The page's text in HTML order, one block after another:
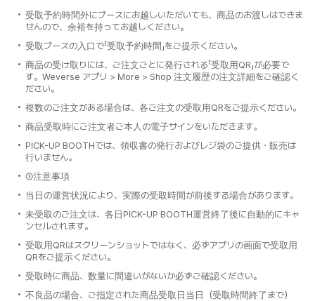
受取予約時間外にブースにお越しいただいても、商品のお渡しはできま
せんので、余裕を持ってお越しください。
受取ブースの入口で「受取予約時間」をご提示ください。
商品の受け取りには、ご注文ごとに発行される「受取用QR」が必要で
す。Weverse アプリ > More > Shop 注文履歴の注文詳細をご確認く
ださい。
複数のご注文がある場合は、各ご注文の受取用QRをご提示ください。
商品受取時にご注文者ご本人の電子サインをいただきます。
PICK-UP BOOTHでは、領収書の発行およびレジ袋のご提供・販売は
行いません。
③注意事項
当日の運営状況により、実際の受取時間が前後する場合があります。
未受取のご注文は、各日PICK-UP BOOTH運営終了後に自動的にキャ
ンセルされます。
受取用QRはスクリーンショットではなく、必ずアプリの画面で受取用
QRをご提示ください。
受取時に商品、数量に間違いがないか必ずご確認ください。
不良品の場合、ご指定された商品受取日当日（受取時間終了まで）